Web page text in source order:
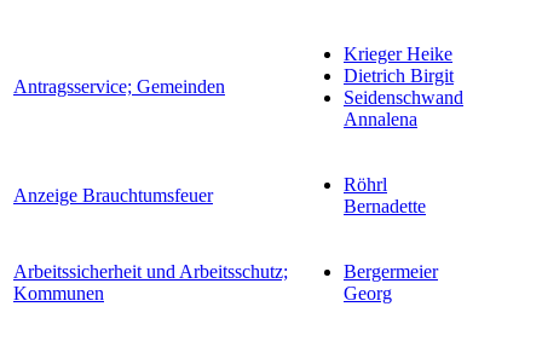
Antragsservice; Gemeinden
Krieger Heike
Dietrich Birgit
Seidenschwand
Annalena
Anzeige Brauchtumsfeuer
Röhrl
Bernadette
Arbeitssicherheit und Arbeitsschutz;
Kommunen
Bergermeier
Georg